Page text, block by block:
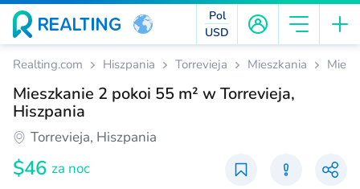
Pol
USD
Realting.com Hiszpania Torrevieja Mieszkania
Mieszkanie 2 pokoi 55 m² w Torrevieja,
Hiszpania
Torrevieja, Hiszpania
$46 za noc